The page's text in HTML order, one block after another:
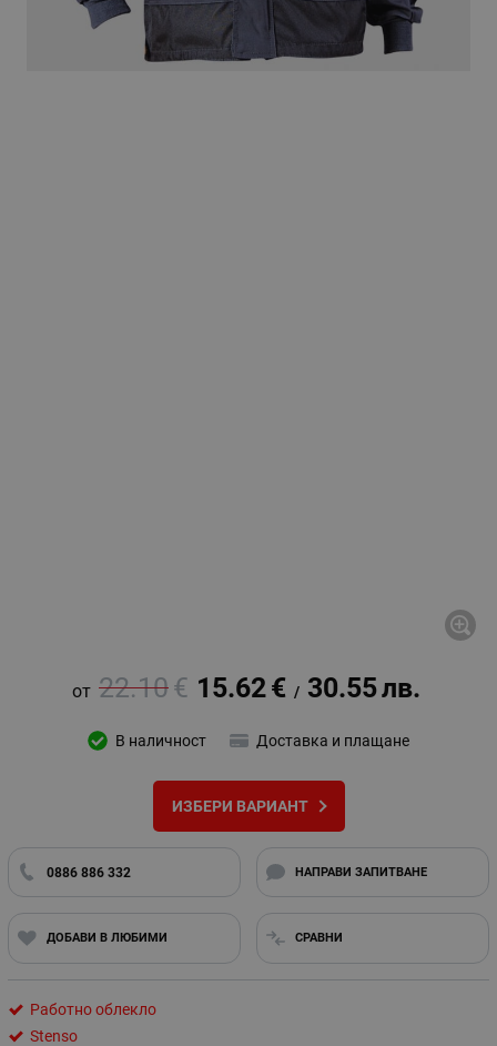
22.10€ 15.62€ / 30.55лв.
В наличност Доставка и плащане
ИЗБЕРИ ВАРИАНТ
0886 886 332 НАПРАВИ ЗАПИТВАНЕ
ДОБАВИ В ЛЮБИМИ СРАВНИ
Работно облекло
Stenso